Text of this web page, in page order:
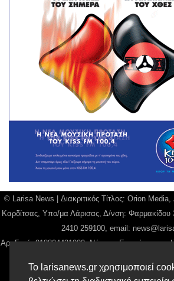
Το larisanews.gr χρησιμοποιεί
© Larisa News | Διακριτικός Τίτλος: Orion
Καρδίτσας, Υπο/μα Λάρισας, Δ/νση: Φαρμακίδου
2410 259100, email:
Αρ. Γεμή: 018804431000, Νόμιμος Εκπρόσωπος,
Παναγιώτης Φιλίππου, Διευθύντρια:
Σύνταξης: Μπαλαμπάνη